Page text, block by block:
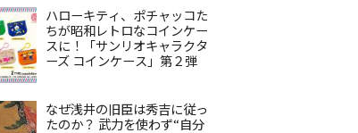
ハローキティ、ポチャッコた
ちが昭和レトロなコインケー
スに！「サンリオキャラクタ
ーズ コインケース」第２弾
なぜ浅井の旧臣は秀吉に従っ
たのか？ 武力を使わず“自分